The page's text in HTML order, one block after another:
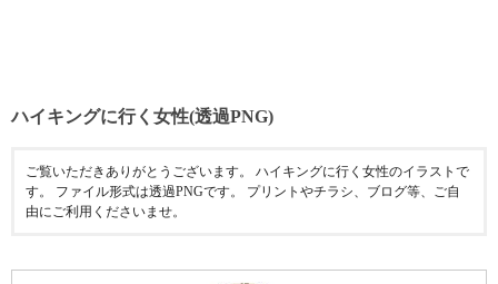
ハイキングに行く女性(透過PNG)
ご覧いただきありがとうございます。 ハイキングに行く女性のイラストで
す。 ファイル形式は透過PNGです。 プリントやチラシ、ブログ等、ご自
由にご利用くださいませ。